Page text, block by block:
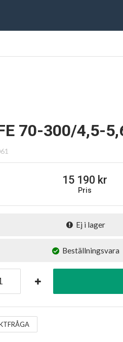
70-300/4,5-
Pris
15 190
Ej i lager
Beställningsvara